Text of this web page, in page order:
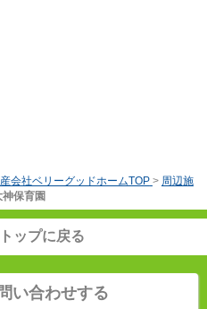
会社ベリーグッドホームTOP > 周辺施
神保育園
ップに戻る
い合わせする